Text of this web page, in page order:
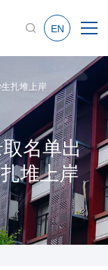
EN
扎堆上岸
名单出
堆上岸